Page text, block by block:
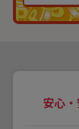
安心